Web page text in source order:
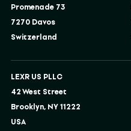
Promenade 73
7270 Davos
Switzerland
LEXR US PLLC
42 West Street
Brooklyn, NY 11222
USA